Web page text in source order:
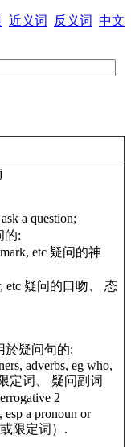
近义词 反义词 中文
a question;
的:
etc 疑问的神
etc 疑问的口吻、 态
於疑问句的:
adverbs, eg who,
定词、 疑问副词
2
a pronoun or
限定词）.